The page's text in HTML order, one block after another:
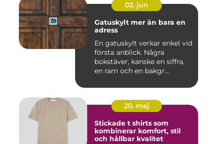
02. jun
Gatuskylt mer än bara en
adress
En gatuskylt verkar enkel vid
första anblick. Några
bokstäver, kanske en siffra,
en ram och en bakgr...
20. maj
Stickade t shirts som
kombinerar komfort, stil
och hållbar kvalitet